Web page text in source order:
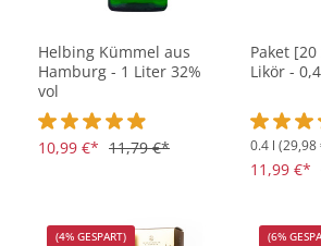
Helbing Kümmel aus
Hamburg - 1 Liter 32%
vol
Durchschnittliche Bewertung von 4.9
10,99 €* 11,79 €*
Paket
Likör -
0.4 l (29,98
11,99 €*
(4% GESPART)
(6%